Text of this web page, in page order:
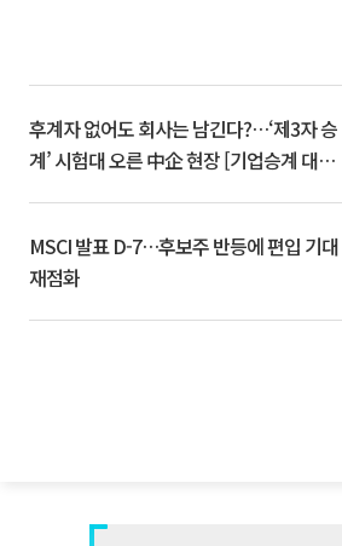
후계자 없어도 회사는 남긴다?…‘제3자 승
계’ 시험대 오른 中企 현장 [기업승계 대전
MSCI 발표 D-7…후보주 반등에 편입 기대
재점화